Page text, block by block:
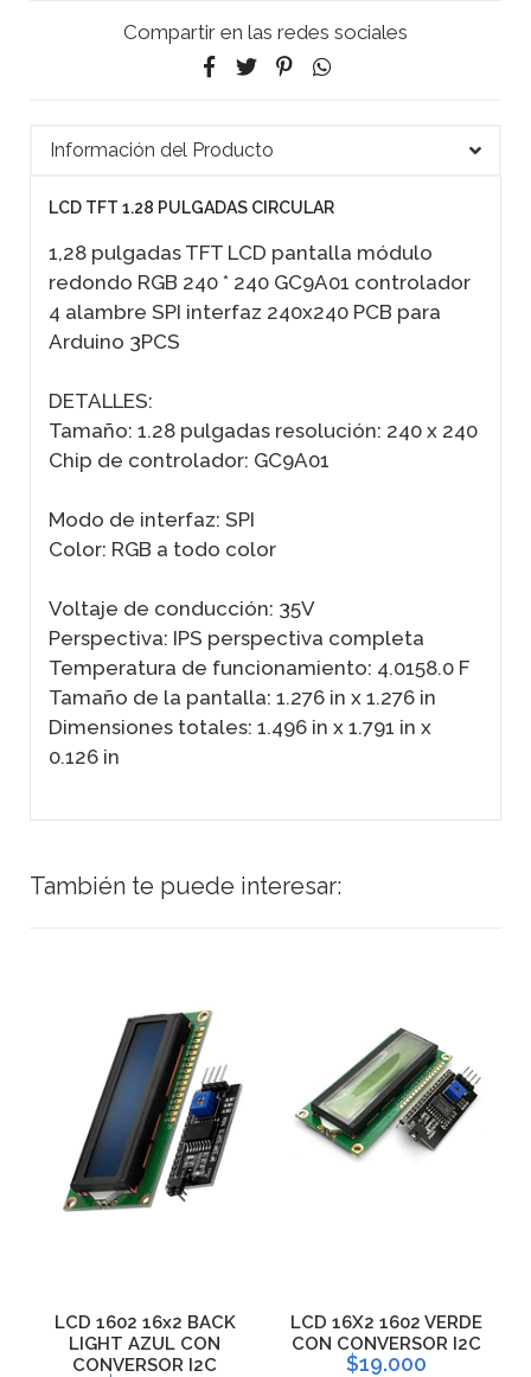
Compartir en las redes sociales
Información del Producto
LCD TFT 1.28 PULGADAS CIRCULAR
1,28 pulgadas TFT LCD pantalla módulo
redondo RGB 240 * 240 GC9A01 controlador
4 alambre SPI interfaz 240x240 PCB para
Arduino 3PCS
DETALLES:
Tamaño: 1.28 pulgadas resolución: 240 x 240
Chip de controlador: GC9A01
Modo de interfaz: SPI
Color: RGB a todo color
Voltaje de conducción: 35V
Perspectiva: IPS perspectiva completa
Temperatura de funcionamiento: 4.0158.0 F
Tamaño de la pantalla: 1.276 in x 1.276 in
Dimensiones totales: 1.496 in x 1.791 in x
0.126 in
También te puede interesar:
LCD 1602 16x2 BACK
LIGHT AZUL CON
CONVERSOR I2C
LCD 16X2 1602 VERDE
CON CONVERSOR I2C
$19.000